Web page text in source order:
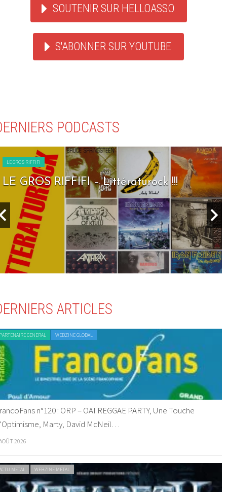
SOUTENIR SUR HELLOASSO
S'ABONNER SUR YOUTUBE
PODCASTS
LE GROS RIFFIFI
LE GROS RIFFIFI – Littératurock !!!
ARTICLES
GENERAL WEBZINE GLOBAL
n°120 : ORP – OAI REGGAE PARTY, Une Touche
Marty, David McNeil…
2026
METAL WEBZINE METAL